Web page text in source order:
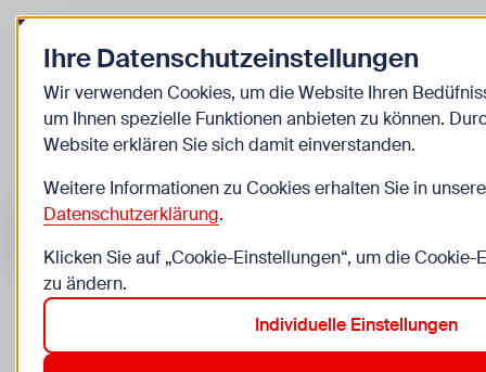
Zurück zur Startseite
Kinder
Veranstaltungen
Suche im Bereich “Kinder”
Suchen
Veranstaltungen in Wien im Bereich “Kinder”
Ihre Datenschutzeinstellungen
Wir verwenden Cookies, um die Website Ihren
um Ihnen spezielle Funktionen anbieten zu können.
Website erklären Sie sich damit einverstanden.
Weitere Informationen zu Cookies erhalten Sie in
Datenschutzerklärung.
Klicken Sie auf „Cookie-Einstellungen“, um die
zu ändern.
Individuelle Einstellungen